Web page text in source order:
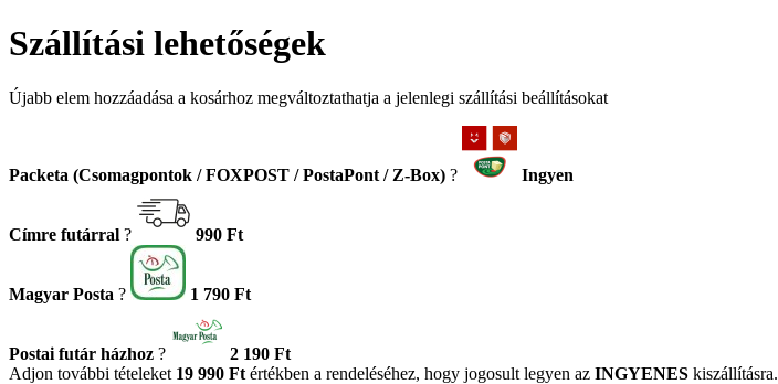
Szállítási lehetőségek
Újabb elem hozzáadása a kosárhoz megváltoztathatja a jelenlegi szállítási beállításokat
Packeta (Csomagpontok / FOXPOST / PostaPont / Z-Box) ? Ingyen
Címre futárral ? 990 Ft
Magyar Posta ? 1 790 Ft
Postai futár házhoz ?
2 190 Ft
Adjon további tételeket 19 990 Ft értékben a rendeléséhez, hogy jogosult legyen az INGYENES kiszállításra.